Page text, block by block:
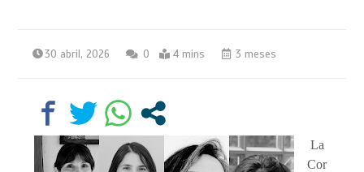
30 abril, 2026 0 4 mins 3 meses
La
Cor